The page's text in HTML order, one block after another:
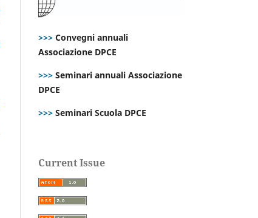
>>> Convegni annuali
Associazione DPCE
>>> Seminari annuali Associazione
DPCE
>>> Seminari Scuola DPCE
Current Issue